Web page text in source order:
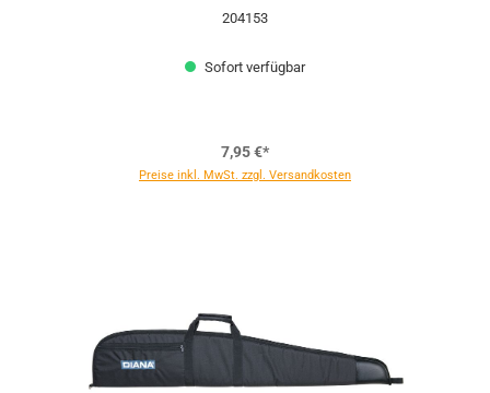
204153
Sofort verfügbar
7,95 €*
Preise inkl. MwSt. zzgl. Versandkosten